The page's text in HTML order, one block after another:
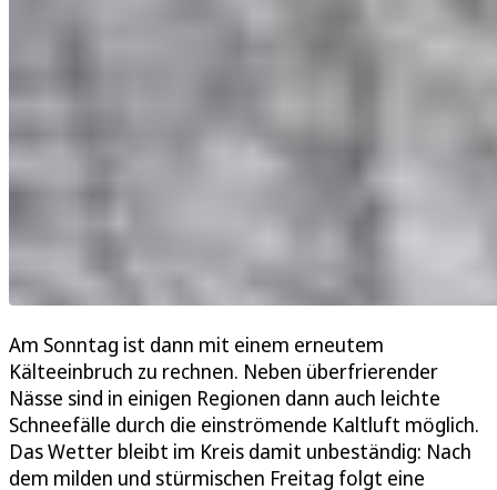
Am Sonntag ist dann mit einem erneutem
Kälteeinbruch zu rechnen. Neben überfrierender
Nässe sind in einigen Regionen dann auch leichte
Schneefälle durch die einströmende Kaltluft möglich.
Das Wetter bleibt im Kreis damit unbeständig: Nach
dem milden und stürmischen Freitag folgt eine